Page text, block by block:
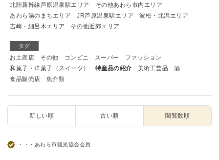
北陸新幹線芦原温泉駅エリア
その他あわら市内エリア
あわら湯のまちエリア
JR芦原温泉駅エリア
波松・北潟エリア
吉崎・細呂木エリア
その他近郊エリア
タグ
お土産店 その他 コンビニ スーパー
ファッション
和菓子・洋菓子（スイーツ）
特産品の紹介 美術工芸品
酒
食品販売店
魚介類
新しい順 古い順 閲覧数順
・・・あわら市観光協会会員